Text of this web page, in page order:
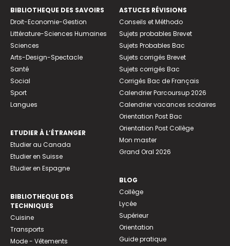
BIBLIOTHEQUE DES SAVOIRS
Droit-Economie-Gestion
Littérature-Sciences Humaines
Sciences
Arts-Design-Spectacle
Santé
Social
Sport
Langues
ETUDIER À L’ÉTRANGER
Etudier au Canada
Etudier en Suisse
Etudier en Espagne
BIBLIOTHEQUE DES
TECHNIQUES
Cuisine
Transports
Mode - Vêtements
ASTUCES RÉVISIONS
Conseils et Méthodo
Sujets probables Brevet
Sujets Probables Bac
Sujets corrigés Brevet
Sujets corrigés Bac
Corrigés Bac de Français
Calendrier Parcoursup 2026
Calendrier vacances scolaires
Orientation Post Bac
Orientation Post Collège
Mon master
Grand Oral 2026
BLOG
Collège
Lycée
Supérieur
Orientation
Guide pratique